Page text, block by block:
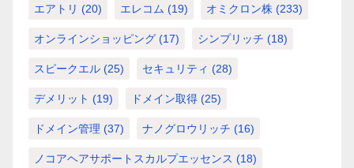
エアトリ (20) エレコム (19) オミクロン株 (233)
オンラインショッピング (17) シンプリッチ (18)
スピークエル (25) セキュリティ (28)
デメリット (19) ドメイン取得 (25)
ドメイン管理 (37) ナノグロウリッチ (16)
ノコアヘアサポートスカルプエッセンス (18)